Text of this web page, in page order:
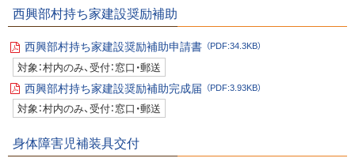
ァ
イ
西興部村持ち家建設奨励補助
P
D
F
フ
ァ
イ
西興部村持ち家建設奨励補助申請書 （PDF:34.3KB）
対象：村内のみ、受付：窓口・郵送
P
D
ァ
イ
西興部村持ち家建設奨励補助完成届 （PDF:3.93KB）
対象：村内のみ、受付：窓口・郵送
身体障害児補装具交付